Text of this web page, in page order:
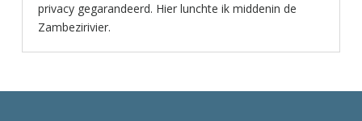
privacy gegarandeerd. Hier lunchte ik middenin de
Zambezirivier.